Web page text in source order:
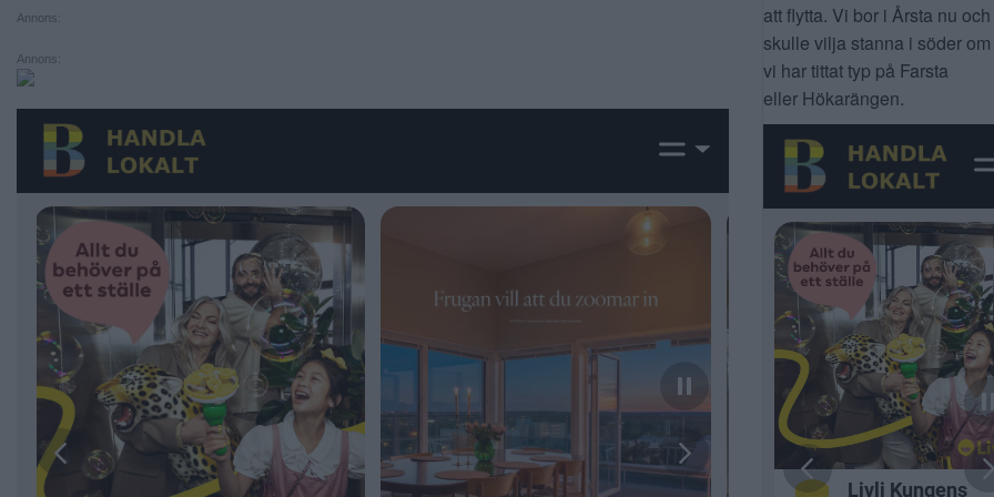
Annons:
Annons:
att flytta. Vi bor i Årsta nu
skulle vilja stanna i söder
vi har tittat typ på Farsta
eller Hökarängen.